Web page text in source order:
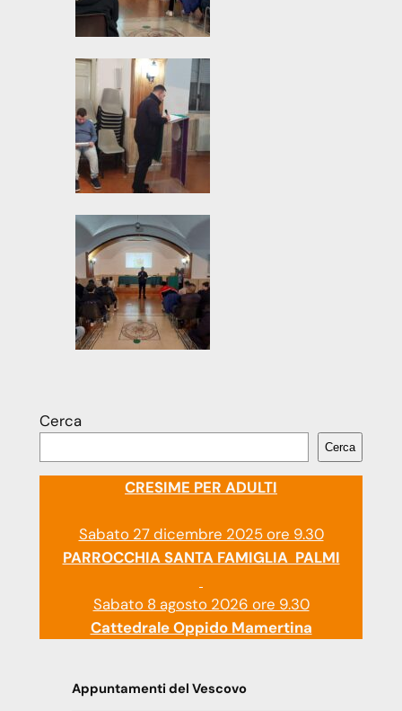
Cerca
Cerca
CRESIME PER ADULTI
Sabato 27 dicembre 2025 ore 9.30
PARROCCHIA SANTA FAMIGLIA PALMI
Sabato 8 agosto 2026 ore 9.30
Cattedrale Oppido Mamertina
Appuntamenti del Vescovo